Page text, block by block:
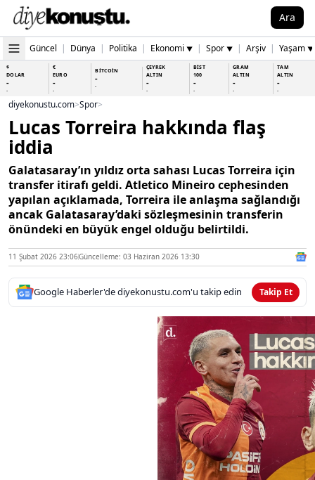
Ara
Güncel | Dünya | Politika | Ekonomi ▼ | Spor ▼ | Arşiv | Yaşam ▼
$
DOLAR
-
-
€
EURO
-
-
BİTCOİN
-
-
ÇEYREK
ALTIN
-
-
BİST
100
-
-
GRAM
ALTIN
-
-
TAM
ALTIN
-
-
diyekonustu.com>Spor>
Lucas Torreira hakkında flaş
iddia
Galatasaray’ın yıldız orta sahası Lucas Torreira için
transfer itirafı geldi. Atletico Mineiro cephesinden
yapılan açıklamada, Torreira ile anlaşma sağlandığı
ancak Galatasaray’daki sözleşmesinin transferin
önündeki en büyük engel olduğu belirtildi.
11 Şubat 2026 23:06Güncelleme: 03 Haziran 2026 13:30
Google Haberler'de diyekonustu.com'u takip edin Takip Et